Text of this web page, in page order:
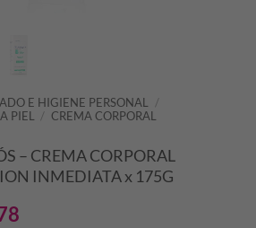
E HIGIENE PERSONAL
/
PIEL
/ CREMA CORPORAL
– CREMA CORPORAL
INMEDIATA x 175G